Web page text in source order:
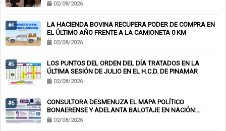
02/08/2026
#4
LA HACIENDA BOVINA RECUPERA PODER DE COMPRA EN
EL ÚLTIMO AÑO FRENTE A LA CAMIONETA 0 KM
02/08/2026
#5
LOS PUNTOS DEL ORDEN DEL DÍA TRATADOS EN LA
ÚLTIMA SESIÓN DE JULIO EN EL H.C.D. DE PINAMAR
02/08/2026
#6
CONSULTORA DESMENUZA EL MAPA POLÍTICO
BONAERENSE Y ADELANTA BALOTAJE EN NACIÓN:
KICILLOF-MILEI
02/08/2026